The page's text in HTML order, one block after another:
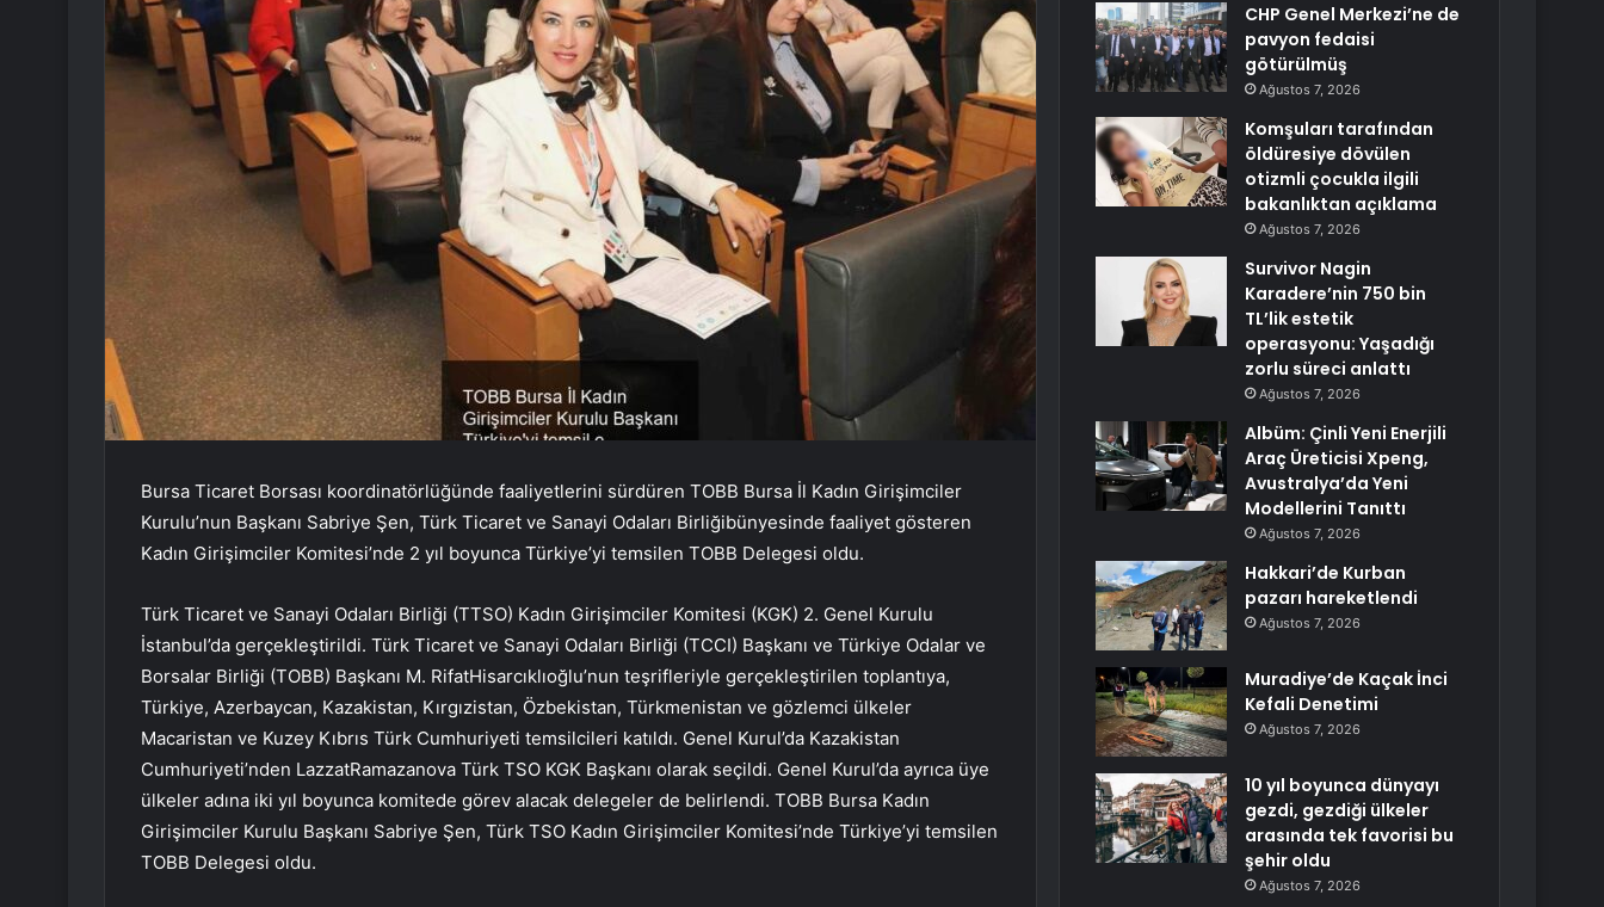
Bursa Ticaret Borsası koordinatörlüğünde faaliyetlerini sürdüren TOBB Bursa İl Kadın Girişimciler
Kurulu’nun Başkanı Sabriye Şen, Türk Ticaret ve Sanayi Odaları Birliğibünyesinde faaliyet gösteren
Kadın Girişimciler Komitesi’nde 2 yıl boyunca Türkiye’yi temsilen TOBB Delegesi oldu.
Türk Ticaret ve Sanayi Odaları Birliği (TTSO) Kadın Girişimciler Komitesi (KGK) 2. Genel Kurulu
İstanbul’da gerçekleştirildi. Türk Ticaret ve Sanayi Odaları Birliği (TCCI) Başkanı ve Türkiye Odalar ve
Borsalar Birliği (TOBB) Başkanı M. RifatHisarcıklıoğlu’nun teşrifleriyle gerçekleştirilen toplantıya,
Türkiye, Azerbaycan, Kazakistan, Kırgızistan, Özbekistan, Türkmenistan ve gözlemci ülkeler
Macaristan ve Kuzey Kıbrıs Türk Cumhuriyeti temsilcileri katıldı. Genel Kurul’da Kazakistan
Cumhuriyeti’nden LazzatRamazanova Türk TSO KGK Başkanı olarak seçildi. Genel Kurul’da ayrıca üye
ülkeler adına iki yıl boyunca komitede görev alacak delegeler de belirlendi. TOBB Bursa Kadın
Girişimciler Kurulu Başkanı Sabriye Şen, Türk TSO Kadın Girişimciler Komitesi’nde Türkiye’yi temsilen
TOBB Delegesi oldu.
CHP Genel Merkezi’ne de
pavyon fedaisi
götürülmüş
Ağustos 7, 2026
Komşuları tarafından
öldüresiye dövülen
otizmli çocukla ilgili
bakanlıktan açıklama
Ağustos 7, 2026
Survivor Nagin
Karadere’nin 750 bin
TL’lik estetik
operasyonu: Yaşadığı
zorlu süreci anlattı
Ağustos 7, 2026
Albüm: Çinli Yeni Enerjili
Araç Üreticisi Xpeng,
Avustralya’da Yeni
Modellerini Tanıttı
Ağustos 7, 2026
Hakkari’de Kurban
pazarı hareketlendi
Ağustos 7, 2026
Muradiye’de Kaçak İnci
Kefali Denetimi
Ağustos 7, 2026
10 yıl boyunca dünyayı
gezdi, gezdiği ülkeler
arasında tek favorisi bu
şehir oldu
Ağustos 7, 2026